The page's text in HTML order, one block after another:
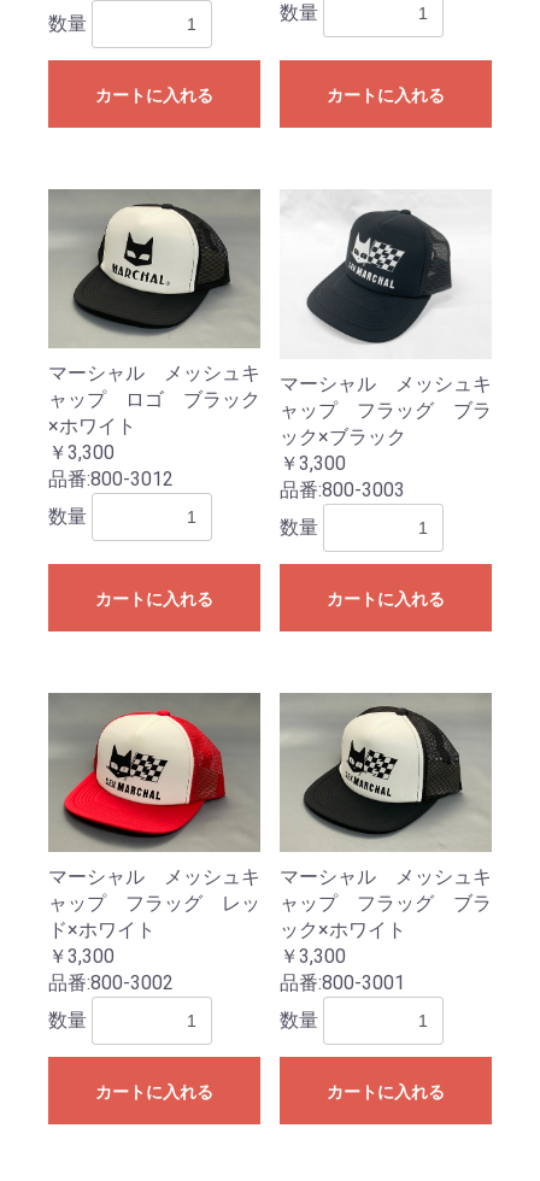
数量
カートに入れる
数量
カートに入れる
マーシャル メッシュキ
ャップ ロゴ ブラック
×ホワイト
￥3,300
品番:800-3012
数量
カートに入れる
マーシャル メッシュキ
ャップ フラッグ ブラ
ック×ブラック
￥3,300
品番:800-3003
数量
カートに入れる
マーシャル メッシュキ
ャップ フラッグ レッ
ド×ホワイト
￥3,300
品番:800-3002
数量
カートに入れる
マーシャル メッシュキ
ャップ フラッグ ブラ
ック×ホワイト
￥3,300
品番:800-3001
数量
カートに入れる